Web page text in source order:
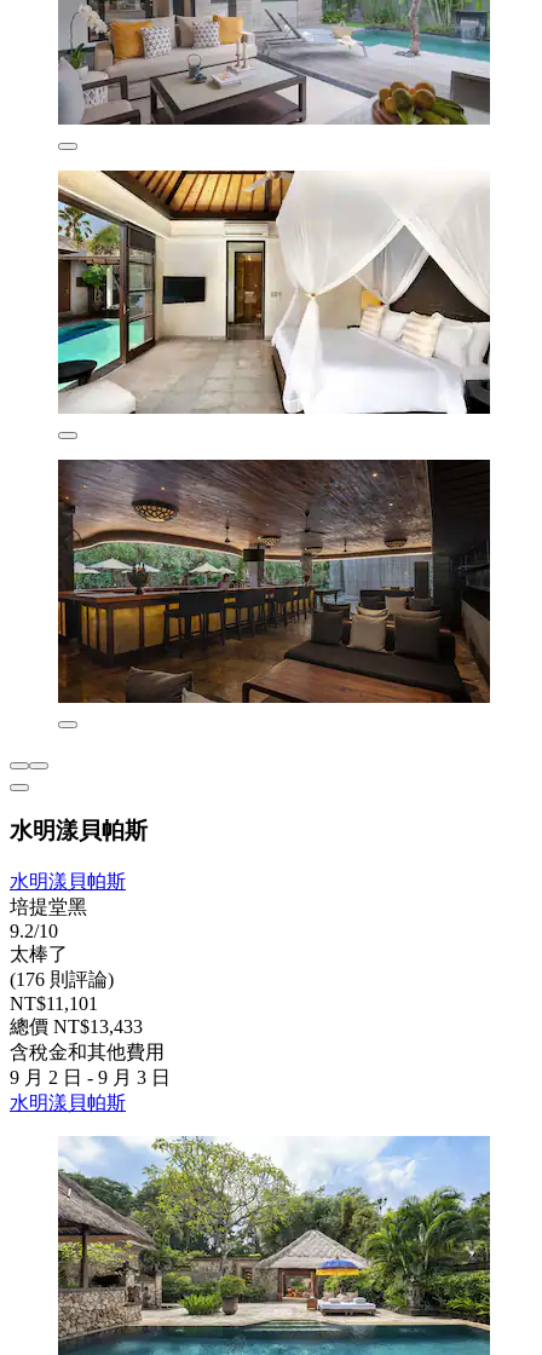
水明漾貝帕斯
水明漾貝帕斯
培提堂黑
9.2/10
太棒了
(176 則評論)
NT$11,101
總價 NT$13,433
含稅金和其他費用
9 月 2 日 - 9 月 3 日
水明漾貝帕斯